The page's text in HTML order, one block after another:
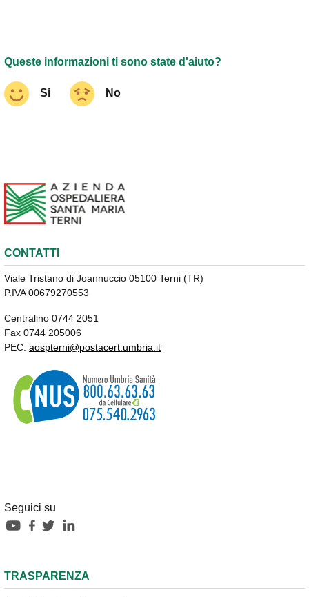
Queste informazioni ti sono state d'aiuto?
Si No
CONTATTI
Viale Tristano di Joannuccio 05100 Terni (TR)
P.IVA 00679270553
Centralino 0744 2051
Fax 0744 205006
PEC: aospterni@postacert.umbria.it
Seguici su
TRASPARENZA